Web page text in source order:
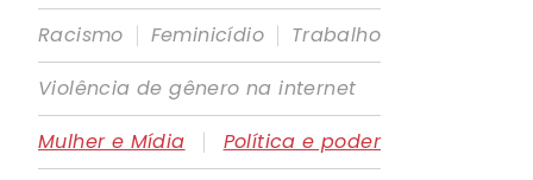
Racismo | Feminicídio | Trabalho
Violência de gênero na internet
Mulher e Mídia
|
Política e poder